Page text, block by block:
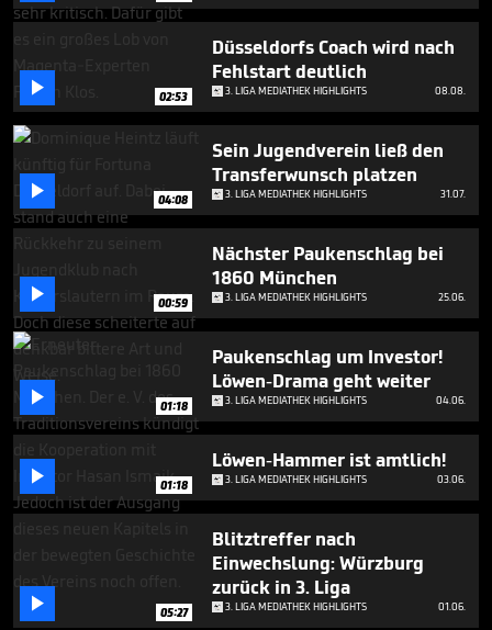
minutes,
43
 02:53
Düsseldorfs Coach wird nach
Fehlstart deutlich
3. LIGA MEDIATHEK HIGHLIGHTS 08.08.
 04:08
Sein Jugendverein ließ den
Transferwunsch platzen
3. LIGA MEDIATHEK HIGHLIGHTS 31.07.
 00:59
Nächster Paukenschlag bei
1860 München
3. LIGA MEDIATHEK HIGHLIGHTS 25.06.
 01:18
Paukenschlag um Investor!
Löwen-Drama geht weiter
3. LIGA MEDIATHEK HIGHLIGHTS 04.06.
 01:18
Löwen-Hammer ist amtlich!
3. LIGA MEDIATHEK HIGHLIGHTS 03.06.
 05:27
Blitztreffer nach
Einwechslung: Würzburg
zurück in 3. Liga
3. LIGA MEDIATHEK HIGHLIGHTS 01.06.